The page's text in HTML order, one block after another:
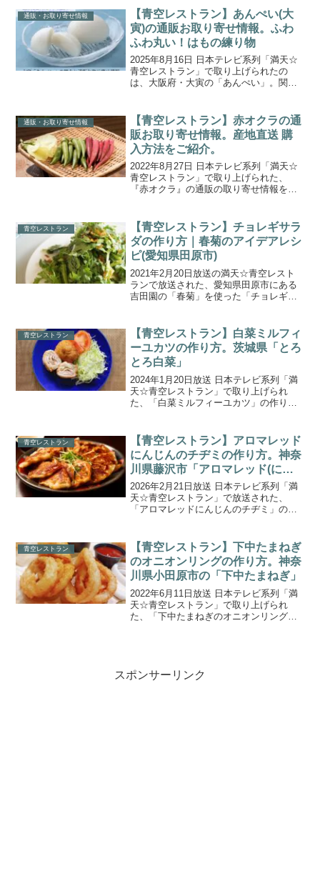
通販・お取り寄せ情報
【青空レストラン】あんぺい(大
寅)の通販お取り寄せ情報。ふわ
ふわ丸い！はもの練り物
2025年8月16日 日本テレビ系列「満天☆
青空レストラン」で取り上げられたの
は、大阪府・大寅の「あんぺい」。関西
は、鱧（はも）を100％使用し、つなぎを
一切加えない点...
通販・お取り寄せ情報
【青空レストラン】赤オクラの通
販お取り寄せ情報。産地直送 購
入方法をご紹介。
2022年8月27日 日本テレビ系列「満天☆
青空レストラン」で取り上げられた、
『赤オクラ』の通販の取り寄せ情報をご
さや表面の色が鮮やかな濃い赤紫色をし
ているのが特徴的で...
青空レストラン
【青空レストラン】チョレギサラ
ダの作り方｜春菊のアイデアレシ
ピ(愛知県田原市)
2021年2月20日放送の満天☆青空レスト
ランで放送された、愛知県田原市にある
吉田園の「春菊」を使った「チョレギサ
の春菊を紹介！一般的なものと比べる
と、吉田園の春菊は苦み...
青空レストラン
【青空レストラン】白菜ミルフィ
ーユカツの作り方。茨城県「とろ
とろ白菜」
2024年1月20日放送 日本テレビ系列「満
天☆青空レストラン」で取り上げられ
た、「白菜ミルフィーユカツ」の作り方
の白菜に比べ水分量が多く、水溶性の食
物繊維たっぷり！火...
青空レストラン
【青空レストラン】アロマレッド
にんじんのチヂミの作り方。神奈
川県藤沢市「アロマレッド(にん
じん)」
2026年2月21日放送 日本テレビ系列「満
天☆青空レストラン」で放送された、
「アロマレッドにんじんのチヂミ」の作
「アロマレッド」。野菜ソムリエサミッ
トで金賞を受賞した...
青空レストラン
【青空レストラン】下中たまねぎ
のオニオンリングの作り方。神奈
川県小田原市の「下中たまねぎ」
2022年6月11日放送 日本テレビ系列「満
天☆青空レストラン」で取り上げられ
た、「下中たまねぎのオニオンリング」
スポンサーリンク